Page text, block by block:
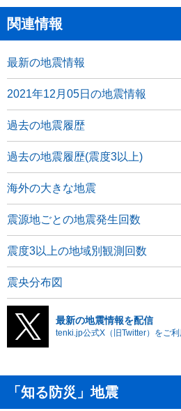
関連情報
最新の地震情報
2021年12月05日の地震情報
過去の地震履歴
過去の地震履歴(震度3以上)
海外の大きな地震
震源地ごとの地震発生回数
震度3以上の地域別観測回数
震央分布図
最新の地震情報を配信
tenki.jp公式X（旧Twitter）をご利
「知る防災」地震